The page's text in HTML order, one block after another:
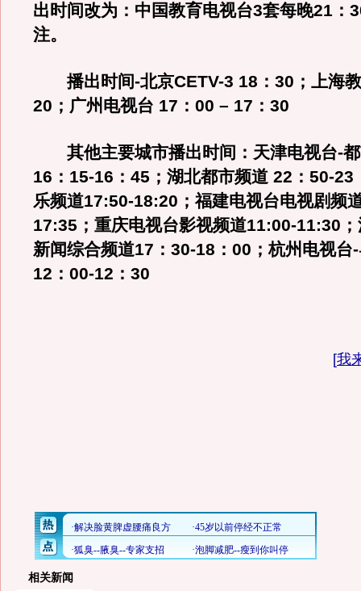
出时间改为：中国教育电视台3套每晚21：
注。
播出时间-北京CETV-3 18：30；上海
20；广州电视台 17：00 – 17：30
其他主要城市播出时间：天津电视台-
16：15-16：45；湖北都市频道 22：50-23
乐频道17:50-18:20；福建电视台电视剧频
17:35；重庆电视台影视频道11:00-11:30
新闻综合频道17：30-18：00；杭州电视台
12：00-12：30
[我
相关新闻